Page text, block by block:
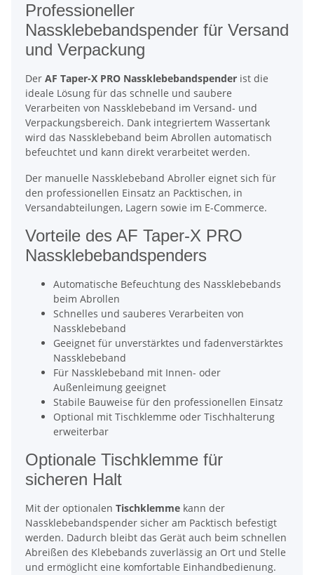
Professioneller
Nassklebebandspender für Versand
und Verpackung
Der AF Taper-X PRO Nassklebebandspender ist die
ideale Lösung für das schnelle und saubere
Verarbeiten von Nassklebeband im Versand- und
Verpackungsbereich. Dank integriertem Wassertank
wird das Nassklebeband beim Abrollen automatisch
befeuchtet und kann direkt verarbeitet werden.
Der manuelle Nassklebeband Abroller eignet sich für
den professionellen Einsatz an Packtischen, in
Versandabteilungen, Lagern sowie im E-Commerce.
Vorteile des AF Taper-X PRO
Nassklebebandspenders
Automatische Befeuchtung des Nassklebebands
beim Abrollen
Schnelles und sauberes Verarbeiten von
Nassklebeband
Geeignet für unverstärktes und fadenverstärktes
Nassklebeband
Für Nassklebeband mit Innen- oder
Außenleimung geeignet
Stabile Bauweise für den professionellen Einsatz
Optional mit Tischklemme oder Tischhalterung
erweiterbar
Optionale Tischklemme für
sicheren Halt
Mit der optionalen Tischklemme kann der
Nassklebebandspender sicher am Packtisch befestigt
werden. Dadurch bleibt das Gerät auch beim schnellen
Abreißen des Klebebands zuverlässig an Ort und Stelle
und ermöglicht eine komfortable Einhandbedienung.